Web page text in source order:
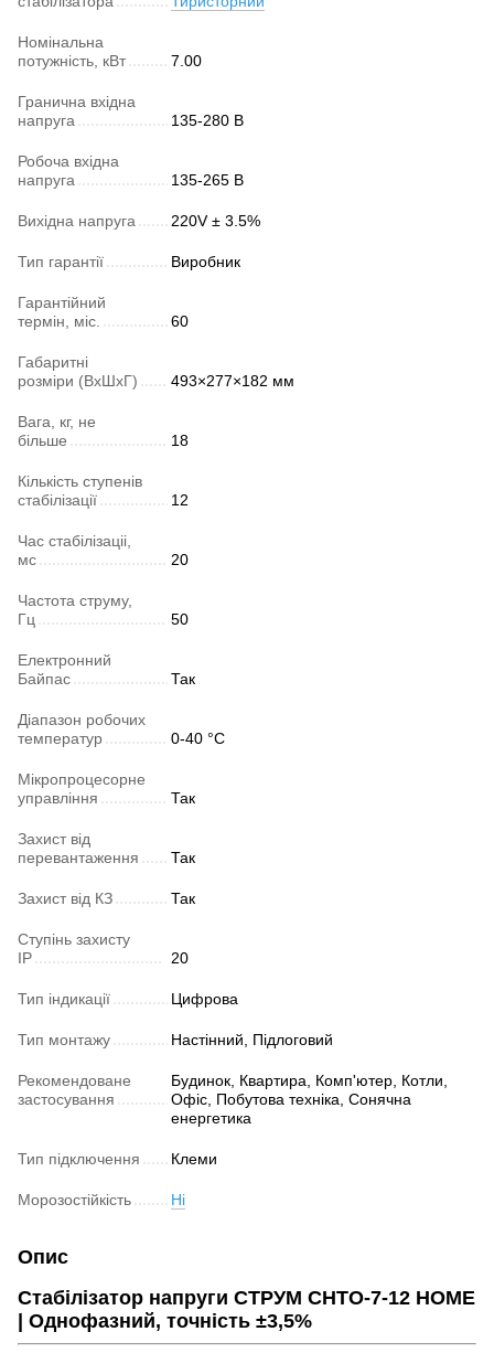
Номінальна
потужність, кВт
7.00
Гранична вхідна
напруга
135-280 В
Робоча вхідна
напруга
135-265 В
Вихідна напруга 220V ± 3.5%
Тип гарантії Виробник
Гарантійний
термін, міс.
60
Габаритні
розміри (ВхШхГ)
493×277×182 мм
Вага, кг, не
більше
18
Кількість ступенів
стабілізації
12
Час стабілізаціі,
мс
20
Частота струму,
Гц
50
Електронний
Байпас
Так
Діапазон робочих
температур
0-40 °C
Мікропроцесорне
управління
Так
Захист від
перевантаження
Так
Захист від КЗ Так
Ступінь захисту
IP
20
Тип індикації Цифрова
Тип монтажу Настінний, Підлоговий
Рекомендоване
застосування
Будинок, Квартира, Комп'ютер, Котли,
Офіс, Побутова техніка, Сонячна
енергетика
Тип підключення Клеми
Морозостійкість Ні
Опис
Стабілізатор напруги СТРУМ СНТО-7-12 HOME
| Однофазний, точність ±3,5%